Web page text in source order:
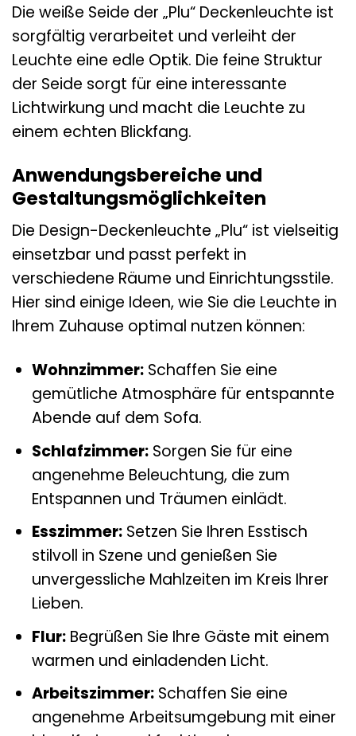
Die weiße Seide der „Plu“ Deckenleuchte ist
sorgfältig verarbeitet und verleiht der
Leuchte eine edle Optik. Die feine Struktur
der Seide sorgt für eine interessante
Lichtwirkung und macht die Leuchte zu
einem echten Blickfang.
Anwendungsbereiche und
Gestaltungsmöglichkeiten
Die Design-Deckenleuchte „Plu“ ist vielseitig
einsetzbar und passt perfekt in
verschiedene Räume und Einrichtungsstile.
Hier sind einige Ideen, wie Sie die Leuchte in
Ihrem Zuhause optimal nutzen können:
Wohnzimmer:Schaffen Sie eine
gemütliche Atmosphäre für entspannte
Abende auf dem Sofa.
Schlafzimmer:Sorgen Sie für eine
angenehme Beleuchtung, die zum
Entspannen und Träumen einlädt.
Esszimmer:Setzen Sie Ihren Esstisch
stilvoll in Szene und genießen Sie
unvergessliche Mahlzeiten im Kreis Ihrer
Lieben.
Flur:Begrüßen Sie Ihre Gäste mit einem
warmen und einladenden Licht.
Arbeitszimmer:Schaffen Sie eine
angenehme Arbeitsumgebung mit einer